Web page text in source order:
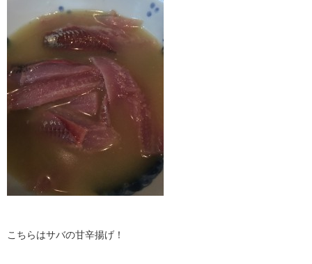
こちらはサバの甘辛揚げ！